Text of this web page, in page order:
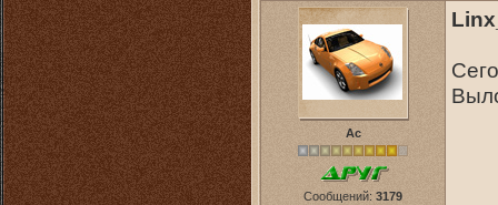
Ас
Сообщений: 3179